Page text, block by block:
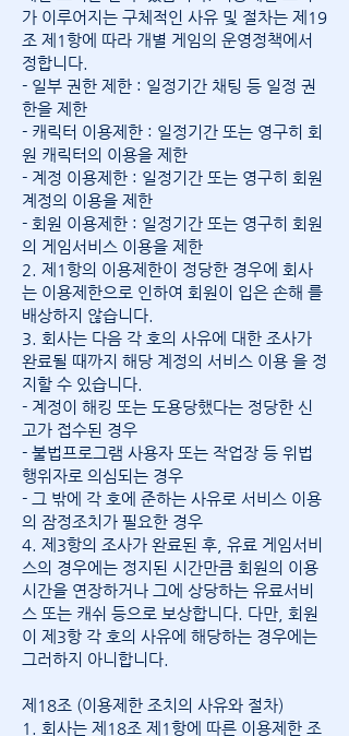
가 이루어지는 구체적인 사유 및 절차는 제19
조 제1항에 따라 개별 게임의 운영정책에서
정합니다.
- 일부 권한 제한 : 일정기간 채팅 등 일정 권
한을 제한
- 캐릭터 이용제한 : 일정기간 또는 영구히 회
원 캐릭터의 이용을 제한
- 계정 이용제한 : 일정기간 또는 영구히 회원
계정의 이용을 제한
- 회원 이용제한 : 일정기간 또는 영구히 회원
의 게임서비스 이용을 제한
2. 제1항의 이용제한이 정당한 경우에 회사
는 이용제한으로 인하여 회원이 입은 손해 를
배상하지 않습니다.
3. 회사는 다음 각 호의 사유에 대한 조사가
완료될 때까지 해당 계정의 서비스 이용 을 정
지할 수 있습니다.
- 계정이 해킹 또는 도용당했다는 정당한 신
고가 접수된 경우
- 불법프로그램 사용자 또는 작업장 등 위법
행위자로 의심되는 경우
- 그 밖에 각 호에 준하는 사유로 서비스 이용
의 잠정조치가 필요한 경우
4. 제3항의 조사가 완료된 후, 유료 게임서비
스의 경우에는 정지된 시간만큼 회원의 이용
시간을 연장하거나 그에 상당하는 유료서비
스 또는 캐쉬 등으로 보상합니다. 다만, 회원
이 제3항 각 호의 사유에 해당하는 경우에는
그러하지 아니합니다.
제18조 (이용제한 조치의 사유와 절차)
1. 회사는 제18조 제1항에 따른 이용제한 조